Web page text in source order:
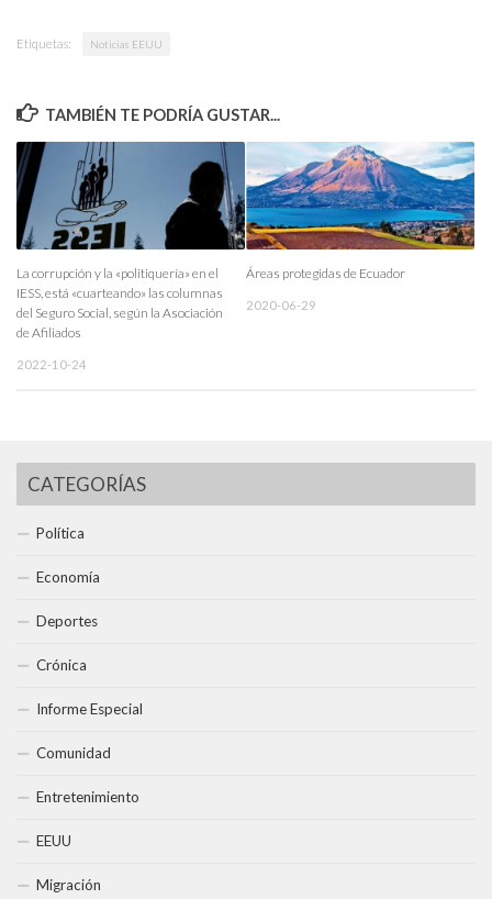
Etiquetas: Noticias EEUU
TAMBIÉN TE PODRÍA GUSTAR...
La corrupción y la «politiquería» en el
IESS, está «cuarteando» las columnas
del Seguro Social, según la Asociación
de Afiliados
2022-10-24
Áreas protegidas de Ecuador
2020-06-29
CATEGORÍAS
Política
Economía
Deportes
Crónica
Informe Especial
Comunidad
Entretenimiento
EEUU
Migración